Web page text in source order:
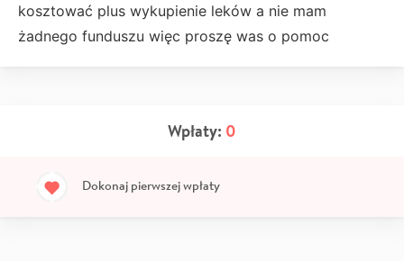
kosztować plus wykupienie leków a nie mam
żadnego funduszu więc proszę was o pomoc
Wpłaty: 0
Dokonaj pierwszej wpłaty